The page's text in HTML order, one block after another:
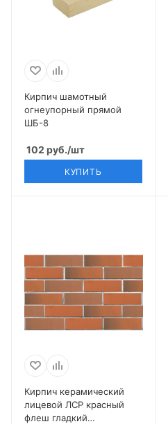
Кирпич шамотный
огнеупорный прямой
ШБ-8
102 руб./шт
КУПИТЬ
Кирпич керамический
лицевой ЛСР красный
флеш гладкий